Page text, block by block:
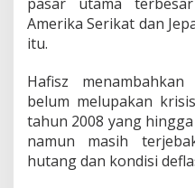
Amerika Serikat dan
itu.
Hafisz
belum melupakan
tahun 2008 yang
namun masih
hutang dan kondisi